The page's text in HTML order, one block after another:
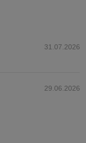
31.07.2026
29.06.2026